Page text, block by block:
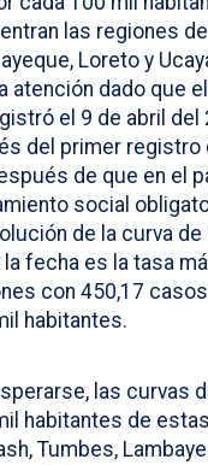
las regiones
Loreto y
atención dado que
el 9 de abril del
del primer registro
de que en el
social
de la curva de
fecha es la tasa
con 450,17
habitantes.
las curvas
habitantes de
Tumbes,